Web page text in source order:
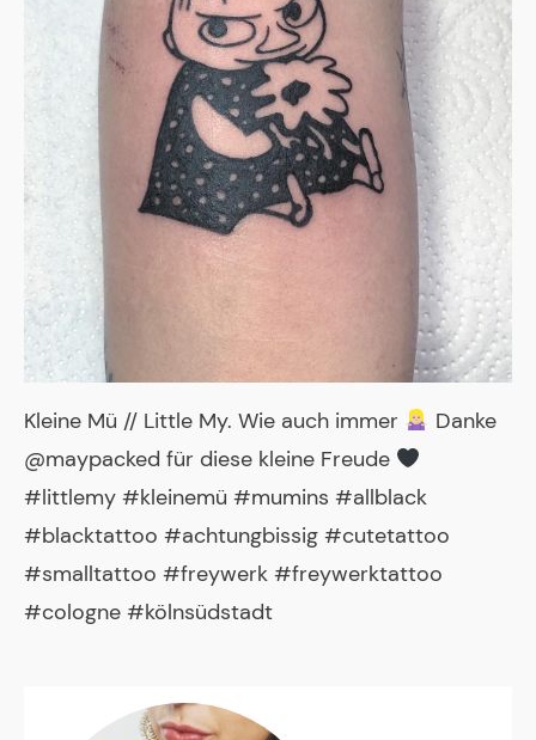
Kleine Mü // Little My. Wie auch immer
Danke
@maypacked für diese kleine Freude
#littlemy #kleinemü #mumins #allblack
#blacktattoo #achtungbissig #cutetattoo
#smalltattoo #freywerk #freywerktattoo
#cologne #kölnsüdstadt